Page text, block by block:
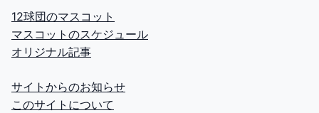
12球団のマスコット
マスコットのスケジュール
オリジナル記事
サイトからのお知らせ
このサイトについて